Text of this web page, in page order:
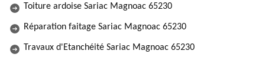
Toiture ardoise Sariac Magnoac 65230
Réparation faitage Sariac Magnoac 65230
Travaux d'Etanchéité Sariac Magnoac 65230